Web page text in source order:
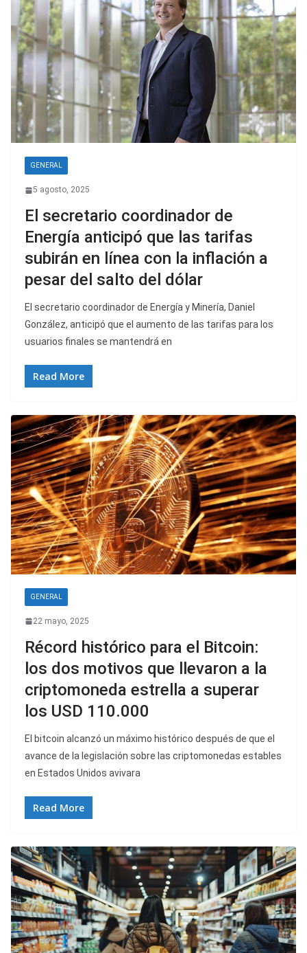
GENERAL
5 agosto, 2025
El secretario coordinador de
Energía anticipó que las tarifas
subirán en línea con la inflación a
pesar del salto del dólar
El secretario coordinador de Energía y Minería, Daniel
González, anticipó que el aumento de las tarifas para los
usuarios finales se mantendrá en
Read More
GENERAL
22 mayo, 2025
Récord histórico para el Bitcoin:
los dos motivos que llevaron a la
criptomoneda estrella a superar
los USD 110.000
El bitcoin alcanzó un máximo histórico después de que el
avance de la legislación sobre las criptomonedas estables
en Estados Unidos avivara
Read More